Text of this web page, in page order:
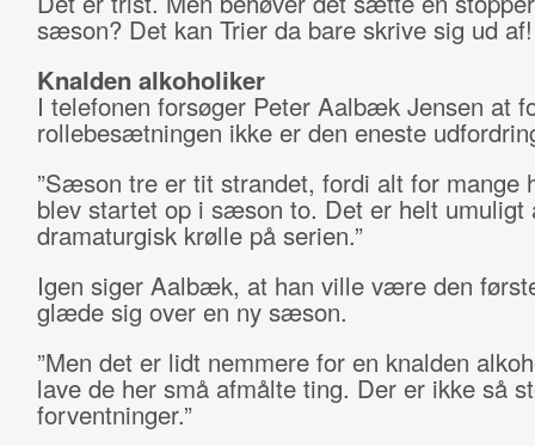
sæson? Det kan Trier da bare skrive sig ud
Knalden alkoholiker
I telefonen forsøger Peter Aalbæk Jensen at
rollebesætningen ikke er den eneste
”Sæson tre er tit strandet, fordi alt for mange
blev startet op i sæson to. Det er helt umuligt
dramaturgisk krølle på serien.”
Igen siger Aalbæk, at han ville være den
glæde sig over en ny sæson.
”Men det er lidt nemmere for en knalden
lave de her små afmålte ting. Der er ikke så
forventninger.”